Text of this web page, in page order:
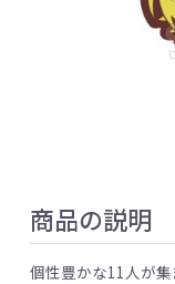
商品の説明
個性豊かな11人が